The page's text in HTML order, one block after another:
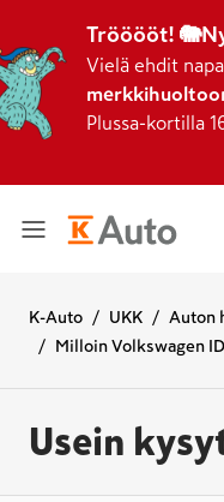
Trööööt!
Vielä ehdit
Plussa-kortilla
K-Auto UKK
Auton
Milloin Volkswagen
Usein